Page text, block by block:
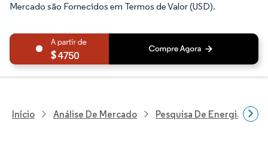
Mercado são Fornecidos em Termos de Valor (USD).
4750
Início Análise De Mercado Pesquisa De Energia E